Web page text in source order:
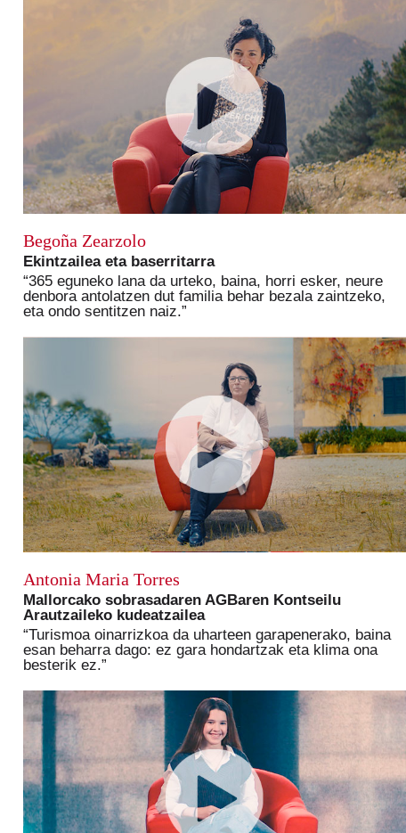
Begoña Zearzolo
Ekintzailea eta baserritarra
“365 eguneko lana da urteko, baina, horri esker, neure
denbora antolatzen dut familia behar bezala zaintzeko,
eta ondo sentitzen naiz.”
Antonia Maria Torres
Mallorcako sobrasadaren AGBaren Kontseilu
Arautzaileko kudeatzailea
“Turismoa oinarrizkoa da uharteen garapenerako, baina
esan beharra dago: ez gara hondartzak eta klima ona
besterik ez.”